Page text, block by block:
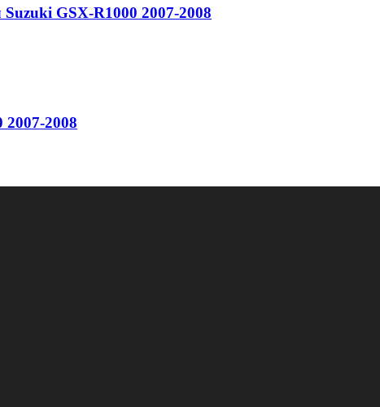
GSX-R1000 2007-2008
2007-2008